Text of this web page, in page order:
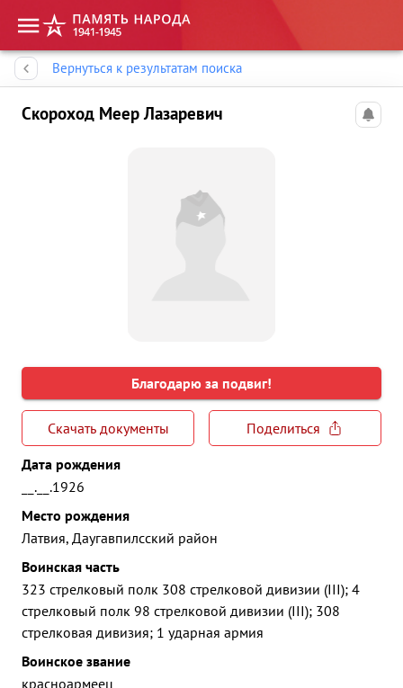
Вернуться к результатам поиска
Скороход Меер Лазаревич
Благодарю за подвиг!
Скачать документы
Поделиться
Дата рождения
__.__.1926
Место рождения
Латвия, Даугавпилсский район
Воинская часть
323 стрелковый полк 308 стрелковой дивизии (III); 4
стрелковый полк 98 стрелковой дивизии (III); 308
стрелковая дивизия; 1 ударная армия
Воинское звание
красноармеец
Память народа